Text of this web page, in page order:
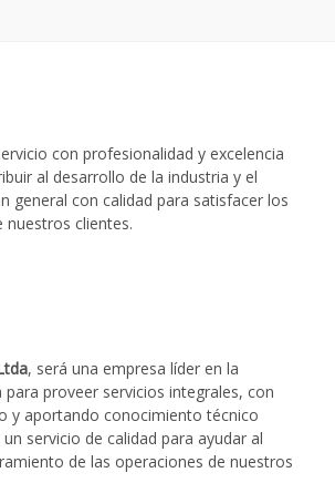
con profesionalidad y excelencia
al desarrollo de la industria y el
general con calidad para satisfacer los
nuestros clientes.
, será una empresa líder en la
proveer servicios integrales, con
y aportando conocimiento técnico
servicio de calidad para ayudar al
de las operaciones de nuestros